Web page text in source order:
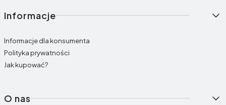
Informacje
Informacje dla konsumenta
Polityka prywatności
Jak kupować?
O nas